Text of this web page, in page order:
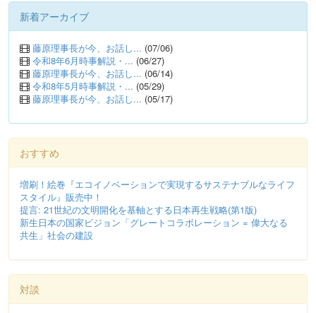
新着アーカイブ
藤原理事長が今、お話し... (07/06)
令和8年6月時事解説・... (06/27)
藤原理事長が今、お話し... (06/14)
令和8年5月時事解説・... (05/29)
藤原理事長が今、お話し... (05/17)
おすすめ
増刷！絵巻『エコイノベーションで実現するサステナブルなライフ
スタイル』販売中！
提言: 21世紀の文明開化を基軸とする日本再生戦略(第1版)
新生日本の国家ビジョン「グレートコラボレーション = 偉大なる
共生」社会の建設
対談